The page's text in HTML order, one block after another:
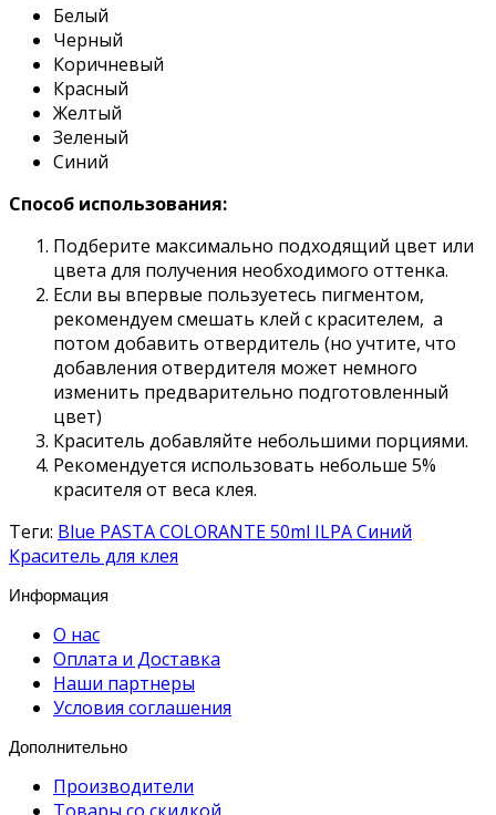
Белый
Черный
Коричневый
Красный
Желтый
Зеленый
Синий
Способ использования:
Подберите максимально подходящий цвет или
цвета для получения необходимого оттенка.
Если вы впервые пользуетесь пигментом,
рекомендуем смешать клей с красителем, а
потом добавить отвердитель (но учтите, что
добавления отвердителя может немного
изменить предварительно подготовленный
цвет)
Краситель добавляйте небольшими порциями.
Рекомендуется использовать небольше 5%
красителя от веса клея.
Теги: Blue PASTA COLORANTE 50ml ILPA Синий
Краситель для клея
Информация
О нас
Оплата и Доставка
Наши партнеры
Условия соглашения
Дополнительно
Производители
Товары со скидкой